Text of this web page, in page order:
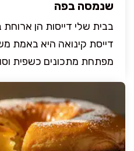
שנמסה בפה
בבית שלי דייסות הן
דייסת קינואה היא באמת
מפתחת מתכונים כשפית